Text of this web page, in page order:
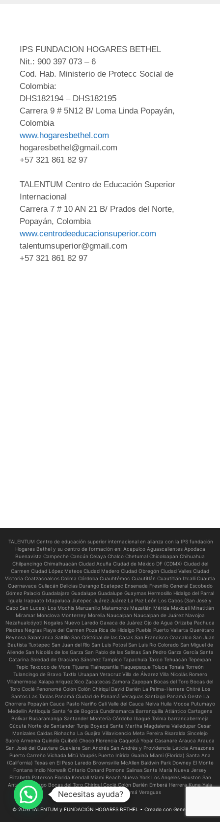
IPS FUNDACION HOGARES BETHEL
Nit.: 900 397 073 – 6
Cod. Hab. Ministerio de Protecc Social de
Colombia:
DHS182194 – DHS182195
Carrera 9 # 5N12 B/ Loma Linda Popayán,
Colombia
www.hogaresbethel.com
hogaresbethel@gmail.com
+57 321 861 82 97
TALENTUM Centro de Educación Superior
Internacional
Carrera 7 # 10 AN 21 B/ Prados del Norte,
Popayán, Colombia
www.centrodeeducacionsuperior.com
talentumsuperior@gmail.com
+57 321 861 82 97
TALENTUM Centro de educación superior internacional en alianza con la IPS fundación
Hogares Bethel y su centro de formación en: Acapulco Aguascalientes Apodaca
Buenavista Campeche Cancún Celaya Chalco Chetumal Chicoloapan Chihuahua
Chilpancingo Chimalhuacán Ciudad Acuña Ciudad de México DF (CDMX) Ciudad del
Carmen Ciudad López Mateos Ciudad Madero Ciudad Obregón Ciudad Valles Ciudad
Victoria Coatzacoalcos Colima Córdoba Cuauhtémoc Cuautitlán Cuautitlán Izcalli Cuautla
Cuernavaca Culiacán Delicias Durango Ecatepec Ensenada Fresnillo General Escobedo
Gómez Palacio Guadalajara Guadalupe Guadalupe Guaymas Hermosillo Hidalgo del Parral
Iguala Irapuato Ixtapaluca Jiutepec Juárez Juárez La Paz León Los Cabos (San José y
Cabo San Lucas) Los Mochis Manzanillo Matamoros Mazatlán Mérida Mexicali Minatitlán
Miramar Monclova Monterrey Morelia Naucalpan Naucalpan de Juárez Navojoa
Nezahualcóyotl Nogales Nuevo Laredo Oaxaca de Juárez Ojo de Agua Orizaba Pachuca
Piedras Negras Playa del Carmen Poza Rica de Hidalgo Puebla Puerto Vallarta Querétaro
Reynosa Salamanca Saltillo San Cristóbal de las Casas San Francisco Coacalco San Juan
Bautista Tuxtepec San Juan del Río San Luis Potosí San Luis Río Colorado San Miguel de
Allende San Nicolás de los Garza San Pablo de las Salinas San Pedro Garza García Santa
Catarina Soledad de Graciano Sánchez Tampico Tapachula Taxco Tehuacán Tepexpan
Tepic Texcoco de Mora Tijuana Tlalnepantla Tlaquepaque Toluca Tonalá Torreón
Tulancingo de Bravo Tuxtla Uruapan Veracruz Villa de Álvarez Villa Nicolás Romero
Villahermosa Xalapa nriquez Xico Zacatecas Zamora Zapopan Bocas del Toro Bocas del
Toro Coclé Penonomé Colón Colón Chiriquí David Darién La Palma-Herrera Chitré Los
Santos Las Tablas Panamá Ciudad de Panamá Veraguas Santiago Panamá Oeste La
Chorrera Popayán Cauca Pasto Nariño Cali Valle del Cauca Neiva Huila Mocoa Putumayo
Medellín Antioquia Santa fe de Bogotá Cundinamarca Barranquilla Atlántico Cartagena
Bolívar Bucaramanga Santander Montería Córdoba Ibagué Tolima barrancabermeja
Cúcuta Norte de Santander Tunja Boyacá Santa Martha Magdalena Valledupar Cesar
Manizales Caldas Riohacha La Guajira Villavicencio Meta Pereira Risaralda Sincelejo
Sucre Armenia Quindío Quibdó Choco Florencia Caquetá Yopal Casanare Arauca Arauca
San José del Guaviare Guaviare San Andrés San Andrés y Providencia Leticia Amazonas
Puerto Carreño Vichada Mitú Vaupés Puerto Inírida Guainía Miami (Florida) Santa Ana
(California) Texas en El Paso Laredo Brownsville McAllen Baldwin Park Downey El Monte
Fontana Indio Norwalk Ontario Oxnard Pomona Salinas Santa María Nueva Jersey
Elizabeth Paterson Florida Kendall Miami Beach Nueva York Los Ángeles Houston San
Antonio Chicago Bocas del Toro Chiriquí Coclé Colón Darién Emberá Herrera Kuna Yala
Los Santos Ngöbe Buglé Panamá Veraguas
© 2026 TALENTUM y FUNDACIÓN HOGARES BETHEL • Creado con GeneratePress
Necesitas ayuda?